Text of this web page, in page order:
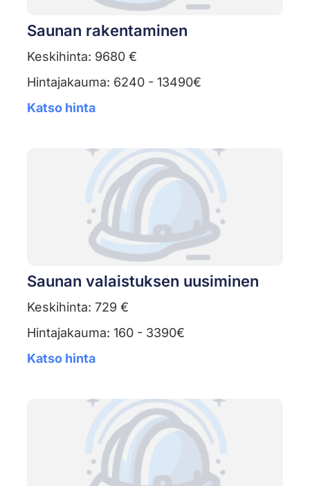
Saunan rakentaminen
Keskihinta: 9680 €
Hintajakauma: 6240 - 13490€
Katso hinta
Saunan valaistuksen uusiminen
Keskihinta: 729 €
Hintajakauma: 160 - 3390€
Katso hinta